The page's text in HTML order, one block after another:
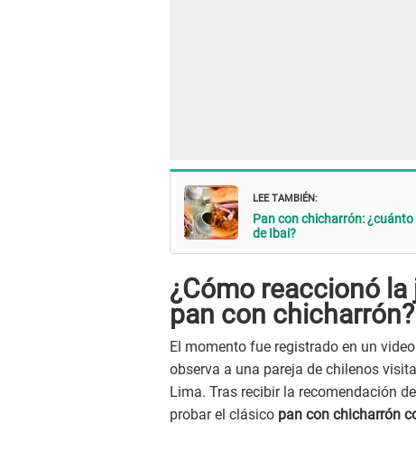
LEE TAMBIÉN:
Pan con chicharrón:
de Ibai?
¿Cómo reaccionó la
pan con chicharrón?
El momento fue registrado en un
observa a una pareja de chilenos
Lima. Tras recibir la recomendación
probar el clásico pan con chicharrón